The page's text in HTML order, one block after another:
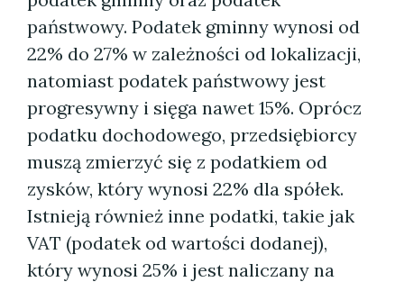
państwowy. Podatek gminny wynosi od
22% do 27% w zależności od lokalizacji,
natomiast podatek państwowy jest
progresywny i sięga nawet 15%. Oprócz
podatku dochodowego, przedsiębiorcy
muszą zmierzyć się z podatkiem od
zysków, który wynosi 22% dla spółek.
Istnieją również inne podatki, takie jak
VAT (podatek od wartości dodanej),
który wynosi 25% i jest naliczany na